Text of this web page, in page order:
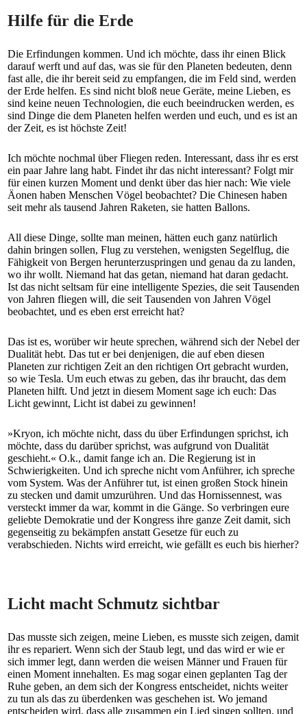
Hilfe für die Erde
Die Erfindungen kommen. Und ich möchte, dass ihr einen Blick
darauf werft und auf das, was sie für den Planeten bedeuten, denn
fast alle, die ihr bereit seid zu empfangen, die im Feld sind, werden
der Erde helfen. Es sind nicht bloß neue Geräte, meine Lieben, es
sind keine neuen Technologien, die euch beeindrucken werden, es
sind Dinge die dem Planeten helfen werden und euch, und es ist an
der Zeit, es ist höchste Zeit!
Ich möchte nochmal über Fliegen reden. Interessant, dass ihr es erst
ein paar Jahre lang habt. Findet ihr das nicht interessant? Folgt mir
für einen kurzen Moment und denkt über das hier nach: Wie viele
Äonen haben Menschen Vögel beobachtet? Die Chinesen haben
seit mehr als tausend Jahren Raketen, sie hatten Ballons.
All diese Dinge, sollte man meinen, hätten euch ganz natürlich
dahin bringen sollen, Flug zu verstehen, wenigsten Segelflug, die
Fähigkeit von Bergen herunterzuspringen und genau da zu landen,
wo ihr wollt. Niemand hat das getan, niemand hat daran gedacht.
Ist das nicht seltsam für eine intelligente Spezies, die seit Tausenden
von Jahren fliegen will, die seit Tausenden von Jahren Vögel
beobachtet, und es eben erst erreicht hat?
Das ist es, worüber wir heute sprechen, während sich der Nebel der
Dualität hebt. Das tut er bei denjenigen, die auf eben diesen
Planeten zur richtigen Zeit an den richtigen Ort gebracht wurden,
so wie Tesla. Um euch etwas zu geben, das ihr braucht, das dem
Planeten hilft. Und jetzt in diesem Moment sage ich euch: Das
Licht gewinnt, Licht ist dabei zu gewinnen!
»Kryon, ich möchte nicht, dass du über Erfindungen sprichst, ich
möchte, dass du darüber sprichst, was aufgrund von Dualität
geschieht.« O.k., damit fange ich an. Die Regierung ist in
Schwierigkeiten. Und ich spreche nicht vom Anführer, ich spreche
vom System. Was der Anführer tut, ist einen großen Stock hinein
zu stecken und damit umzurühren. Und das Hornissennest, was
versteckt immer da war, kommt in die Gänge. So verbringen eure
geliebte Demokratie und der Kongress ihre ganze Zeit damit, sich
gegenseitig zu bekämpfen anstatt Gesetze für euch zu
verabschieden. Nichts wird erreicht, wie gefällt es euch bis hierher?
Licht macht Schmutz sichtbar
Das musste sich zeigen, meine Lieben, es musste sich zeigen, damit
ihr es repariert. Wenn sich der Staub legt, und das wird er wie er
sich immer legt, dann werden die weisen Männer und Frauen für
einen Moment innehalten. Es mag sogar einen geplanten Tag der
Ruhe geben, an dem sich der Kongress entscheidet, nichts weiter
zu tun als das zu überdenken was geschehen ist. Wo jemand
entscheiden wird, dass alle zusammen ein Lied singen sollten, und